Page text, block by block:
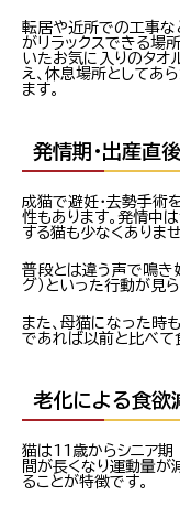
転居や近所での工事な
がリラックスできる場
いたお気に入りのタオ
え、休息場所としてあ
ます。
発情期・出産直後
成猫で避妊・去勢手術
性もあります。発情中
する猫も少なくありませ
普段とは違う声で鳴き
グ）といった行動が見
また、母猫になった時
であれば以前と比べて
老化による食欲
猫は11歳からシニア期
間が長くなり運動量が
ることが特徴です。